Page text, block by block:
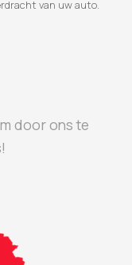
van uw auto.
door ons te